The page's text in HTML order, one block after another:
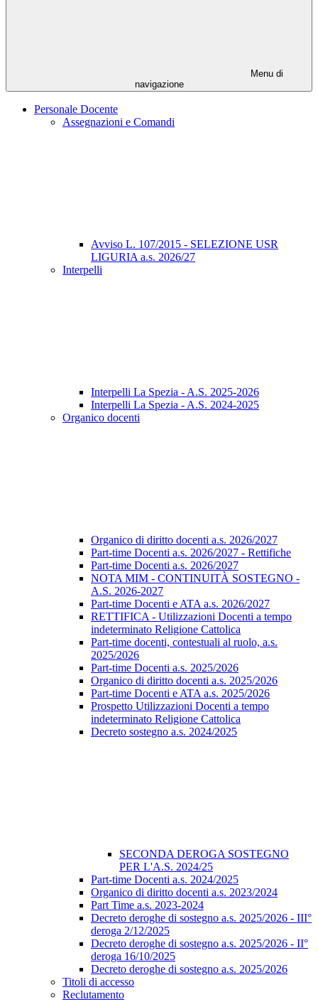
Menu di
navigazione
Personale Docente
Assegnazioni e Comandi
Avviso L. 107/2015 - SELEZIONE USR
LIGURIA a.s. 2026/27
Interpelli
Interpelli La Spezia - A.S. 2025-2026
Interpelli La Spezia - A.S. 2024-2025
Organico docenti
Organico di diritto docenti a.s. 2026/2027
Part-time Docenti a.s. 2026/2027 - Rettifiche
Part-time Docenti a.s. 2026/2027
NOTA MIM - CONTINUITÀ SOSTEGNO -
A.S. 2026-2027
Part-time Docenti e ATA a.s. 2026/2027
RETTIFICA - Utilizzazioni Docenti a tempo
indeterminato Religione Cattolica
Part-time docenti, contestuali al ruolo, a.s.
2025/2026
Part-time Docenti a.s. 2025/2026
Organico di diritto docenti a.s. 2025/2026
Part-time Docenti e ATA a.s. 2025/2026
Prospetto Utilizzazioni Docenti a tempo
indeterminato Religione Cattolica
Decreto sostegno a.s. 2024/2025
SECONDA DEROGA SOSTEGNO
PER L'A.S. 2024/25
Part-time Docenti a.s. 2024/2025
Organico di diritto docenti a.s. 2023/2024
Part Time a.s. 2023-2024
Decreto deroghe di sostegno a.s. 2025/2026 - III°
deroga 2/12/2025
Decreto deroghe di sostegno a.s. 2025/2026 - II°
deroga 16/10/2025
Decreto deroghe di sostegno a.s. 2025/2026
Titoli di accesso
Reclutamento